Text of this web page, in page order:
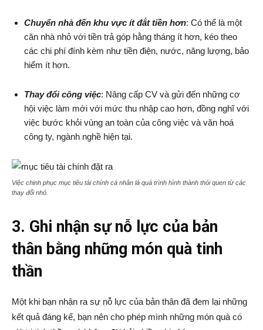
Chuyển nhà đến khu vực ít đắt tiền hơn: Có thể là một
căn nhà nhỏ với tiền trả góp hằng tháng ít hơn, kéo theo
các chi phí đính kèm như tiền điện, nước, năng lượng, bảo
hiểm ít hơn.
Thay đổi công việc: Nâng cấp CV và gửi đến những cơ
hội việc làm mới với mức thu nhập cao hơn, đồng nghĩ với
việc bước khỏi vùng an toàn của công việc và văn hoá
công ty, ngành nghề hiện tại.
Việc chinh phục mục tiêu tài chính cá nhân là quá trình hình thành thói quen từ các
thay đổi nhỏ.
3. Ghi nhận sự nỗ lực của bản
thân bằng những món quà tinh
thần
Một khi bạn nhận ra sự nỗ lực của bản thân đã đem lại những
kết quả đáng kể, bạn nên cho phép mình những món quà có